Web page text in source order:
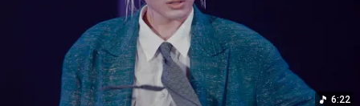
6:22